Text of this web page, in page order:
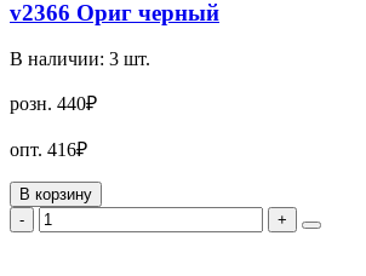
v2366 Ориг черный
В наличии: 3 шт.
розн. 440₽
опт. 416₽
В корзину
-
+